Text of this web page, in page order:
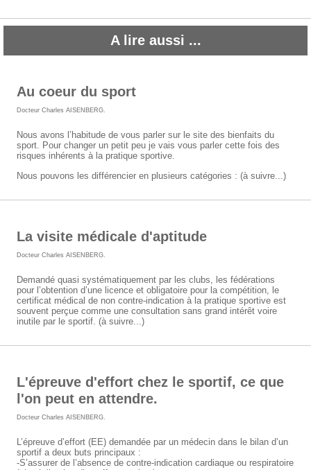
A lire aussi ...
Au coeur du sport
Docteur Charles AISENBERG.
Nous avons l’habitude de vous parler sur le site des bienfaits du
sport. Pour changer un petit peu je vais vous parler cette fois des
risques inhérents à la pratique sportive.
Nous pouvons les différencier en plusieurs catégories : (à suivre...)
La visite médicale d'aptitude
Docteur Charles AISENBERG
Demandé quasi systématiquement par les clubs, les fédérations
pour l’obtention d’une licence et obligatoire pour la compétition, le
certificat médical de non contre-indication à la pratique sportive est
souvent perçue comme une consultation sans grand intérêt voire
inutile par le sportif. (à suivre...)
L'épreuve d'effort chez le sportif, ce que
l'on peut en attendre.
Docteur Charles AISENBERG
L’épreuve d’effort (EE) demandée par un médecin dans le bilan d’un
sportif a deux buts principaux :
-S’assurer de l’absence de contre-indication cardiaque ou respiratoire